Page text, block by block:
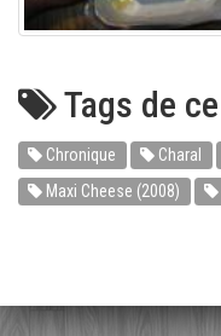
Tags de
Chronique Charal
Maxi Cheese (2008)